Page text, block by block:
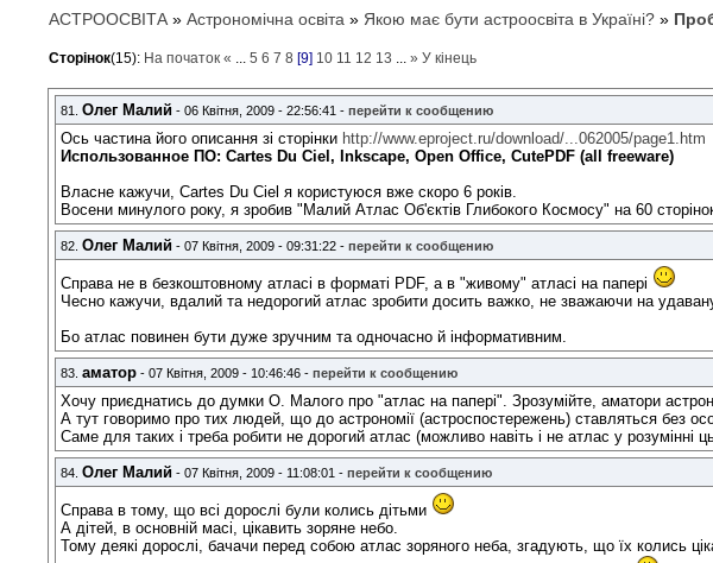
АСТРООСВІТА »Астрономічна освіта » Якою має бути астроосвіта в Україні? »
Сторінок(15): На початок « ...5 6 7 8 [9] 10 11 12 13 ...» У кінець
81.Олег Малий - 06 Квітня, 2009 - 22:56:41 -перейти к сообщению
Ось частина його описання зі сторінки http://www.eproject.ru/download/...062005/page1.htm
Использованное ПО: Cartes Du Ciel, Inkscape, Open Office, CutePDF (all freeware)
Власне кажучи, Cartes Du Ciel я користуюся вже скоро 6 років.
Восени минулого року, я зробив "Малий Атлас Об'єктів Глибокого Космосу" на 60
82.Олег Малий - 07 Квітня, 2009 - 09:31:22 -перейти к сообщению
Справа не в безкоштовному атласі в форматі PDF, а в "живому" атласі на папері
Чесно кажучи, вдалий та недорогий атлас зробити досить важко, не зважаючи на удавану
Бо атлас повинен бути дуже зручним та одночасно й інформативним.
83.аматор - 07 Квітня, 2009 - 10:46:46 -перейти к сообщению
Хочу приєднатись до думки О. Малого про "атлас на папері". Зрозумійте, аматори
А тут говоримо про тих людей, що до астрономії (астроспостережень) ставляться без
Саме для таких і треба робити не дорогий атлас (можливо навіть і не атлас у розумінні
84.Олег Малий - 07 Квітня, 2009 - 11:08:01 -перейти к сообщению
Справа в тому, що всі дорослі були колись дітьми
А дітей, в основній масі, цікавить зоряне небо.
Тому деякі дорослі, бачачи перед собою атлас зоряного неба, згадують, що їх колись